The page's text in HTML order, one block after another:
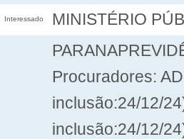
Interessado MINISTÉRIO
Procuradores:
inclusão:24/12/
inclusão:24/12/